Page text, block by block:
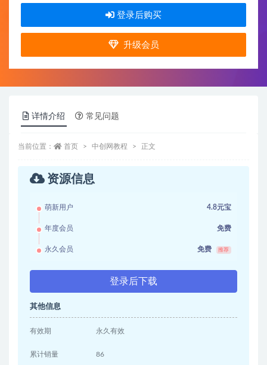
登录后购买
升级会员
详情介绍 常见问题
当前位置： 首页 中创网教程 正文
资源信息
萌新用户 4.8元宝
年度会员 免费
永久会员 免费 推荐
登录后下载
其他信息
有效期 永久有效
累计销量 86